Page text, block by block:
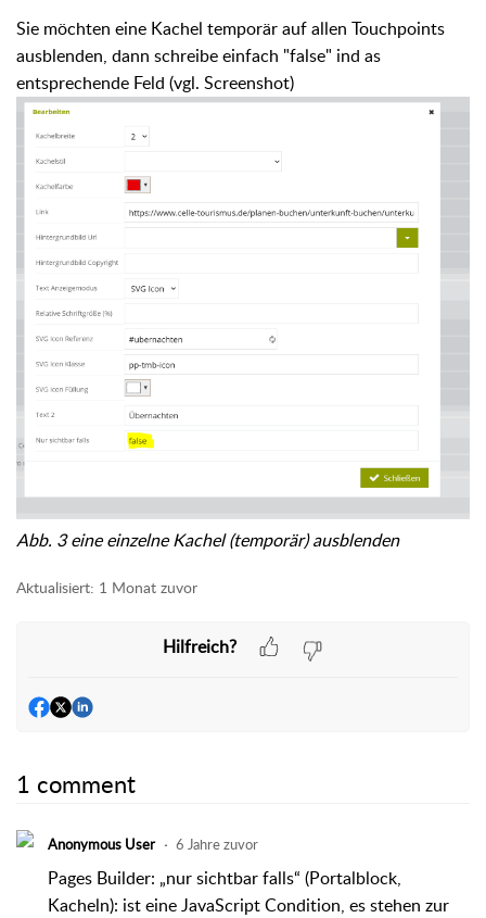
Sie möchten eine Kachel temporär auf allen Touchpoints
ausblenden, dann schreibe einfach "false" ind as
entsprechende Feld (vgl. Screenshot)
Abb. 3 eine einzelne Kachel (temporär) ausblenden
Aktualisiert: 1 Monat zuvor
Hilfreich?
1 comment
Anonymous User 6 Jahre zuvor
Pages Builder: „nur sichtbar falls“ (Portalblock,
Kacheln): ist eine JavaScript Condition, es stehen zur